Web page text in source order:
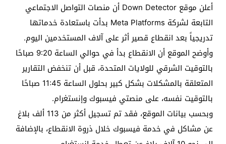
أعلن موقع Down Detector أن منصات التواصل الاجتماعي
التابعة لشركة Meta Platforms بدأت باستعادة خدماتها
تدريجياً بعد انقطاع قصير أثر على آلاف المستخدمين اليوم.
وأوضح الموقع أن الانقطاع بدأ في حوالي الساعة 9:20 صباحًا
بالتوقيت الشرقي للولايات المتحدة، قبل أن تنخفض التقارير
المتعلقة بالمشكلات بشكل كبير بحلول الساعة 11:45 صباحًا
بالتوقيت نفسه، على منصتي فيسبوك وإنستغرام.
وبحسب بيانات الموقع، فقد تم تسجيل أكثر من 113 ألف بلاغ
عن مشاكل في خدمة فيسبوك خلال ذروة الانقطاع، بالإضافة